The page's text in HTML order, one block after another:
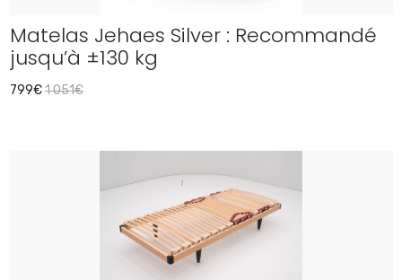
Matelas Jehaes Silver : Recommandé
jusqu’à ±130 kg
799€1 051€